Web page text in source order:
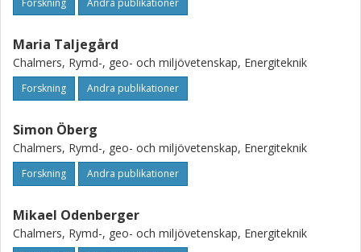
Forskning Andra publikationer
Maria Taljegård
Chalmers, Rymd-, geo- och miljövetenskap, Energiteknik
Forskning Andra publikationer
Simon Öberg
Chalmers, Rymd-, geo- och miljövetenskap, Energiteknik
Forskning Andra publikationer
Mikael Odenberger
Chalmers, Rymd-, geo- och miljövetenskap, Energiteknik